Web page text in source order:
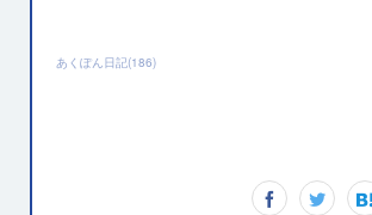
あくぽん日記(186)